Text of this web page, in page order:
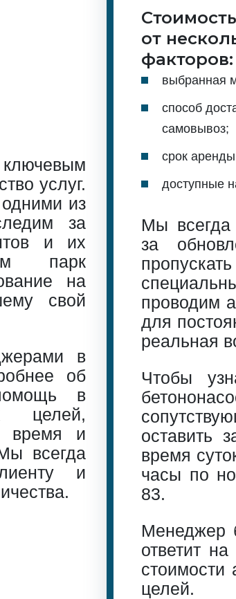
услуг.
из
за
и их
парк
на
свой
в
об
в
целей,
время и
всегда
и
от
факторов:
выбранная
способ
самовывоз;
срок
доступные
Мы всегда
за
проводим
для
реальная
Чтобы
оставить
время
часы по
83.
Менеджер
ответит
целей.